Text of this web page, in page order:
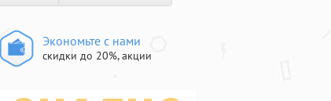
Экономьте с нами
скидки до 20%, акции